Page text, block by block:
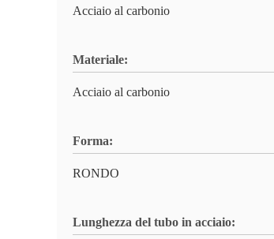
Acciaio al carbonio
Materiale:
Acciaio al carbonio
Forma:
RONDO
Lunghezza del tubo in acciaio: